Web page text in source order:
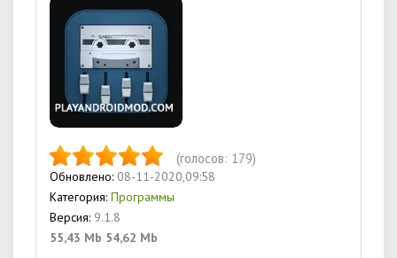
(голосов: 179)
Обновлено: 08-11-2020,09:58
Категория: Программы
Версия: 9.1.8
55,43 Mb 54,62 Mb